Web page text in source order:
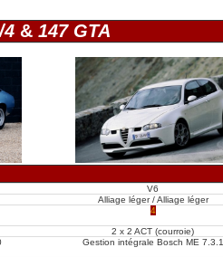
4& 147 GTA
V6
Alliage léger / Alliage léger
4
2 x 2 ACT (courroie)
Gestion intégrale Bosch ME 7.3.1